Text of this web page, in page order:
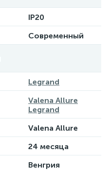
IP20
Современный
Legrand
Valena Allure
Legrand
Valena Allure
24 месяца
Венгрия